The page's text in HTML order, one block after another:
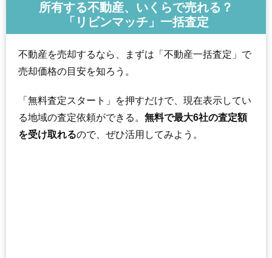
所有する不動産、いくらで売れる？
「リビンマッチ」一括査定
不動産を売却するなら、まずは「不動産一括査定」で
売却価格の目安を知ろう。
「無料査定スタート」を押すだけで、現在表示してい
る地域の査定依頼ができる。 無料で最大6社の査定額
を受け取れるので、ぜひ活用してみよう。